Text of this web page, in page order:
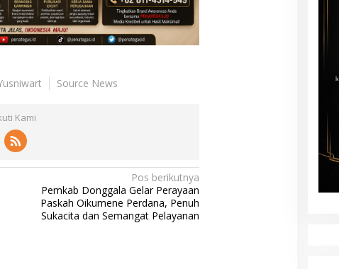
Source News
Kami
Pos berikutnya
Pemkab Donggala Gelar Perayaan
Paskah Oikumene Perdana, Penuh
Sukacita dan Semangat Pelayanan